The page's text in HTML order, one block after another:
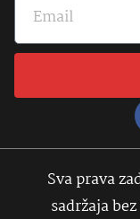
Sva prava
sadržaja